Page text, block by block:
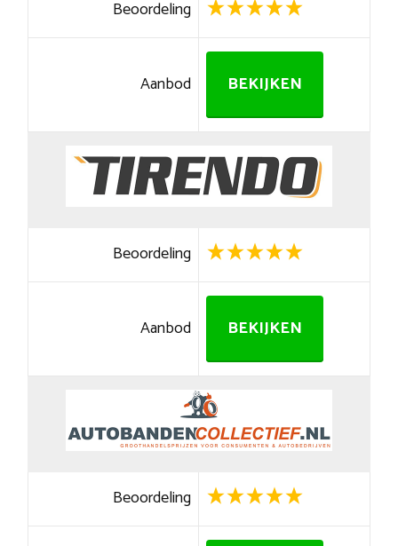
Beoordeling
Aanbod BEKIJKEN
Beoordeling
Aanbod BEKIJKEN
Beoordeling